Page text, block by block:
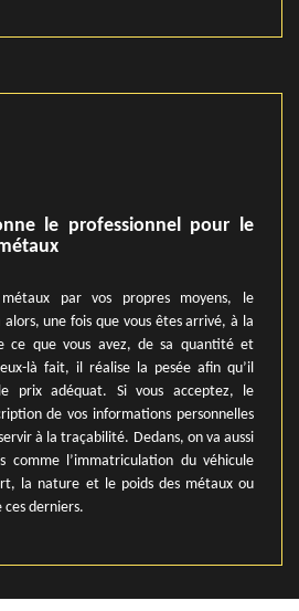
le professionnel pour le
par vos propres moyens, le
une fois que vous êtes arrivé, à la
ce que vous avez, de sa quantité et
là fait, il réalise la pesée afin qu’il
prix adéquat. Si vous acceptez, le
de vos informations personnelles
à la traçabilité. Dedans, on va aussi
comme l’immatriculation du véhicule
la nature et le poids des métaux ou
ces derniers.